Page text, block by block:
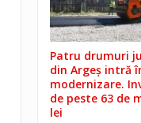
Patru drumuri
din Argeș intră
modernizare.
de peste 63 de
lei